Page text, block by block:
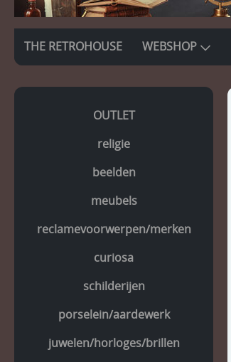
THE RETROHOUSE WEBSHOP
OUTLET
religie
beelden
meubels
reclamevoorwerpen/merken
curiosa
schilderijen
porselein/aardewerk
juwelen/horloges/brillen